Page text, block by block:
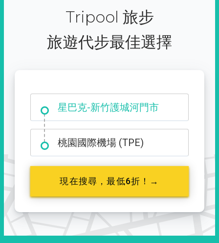
Tripool 旅步
旅遊代步最佳選擇
星巴克-新竹護城河門市
大霸尖山登山口
桃園國際機場 (TPE)
現在搜尋，最低6折！→